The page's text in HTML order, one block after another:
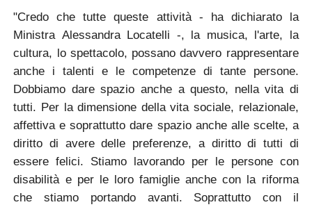
"Credo che tutte queste attività - ha dichiarato la
Ministra Alessandra Locatelli -, la musica, l'arte, la
cultura, lo spettacolo, possano davvero rappresentare
anche i talenti e le competenze di tante persone.
Dobbiamo dare spazio anche a questo, nella vita di
tutti. Per la dimensione della vita sociale, relazionale,
affettiva e soprattutto dare spazio anche alle scelte, a
diritto di avere delle preferenze, a diritto di tutti di
essere felici. Stiamo lavorando per le persone con
disabilità e per le loro famiglie anche con la riforma
che stiamo portando avanti. Soprattutto con il